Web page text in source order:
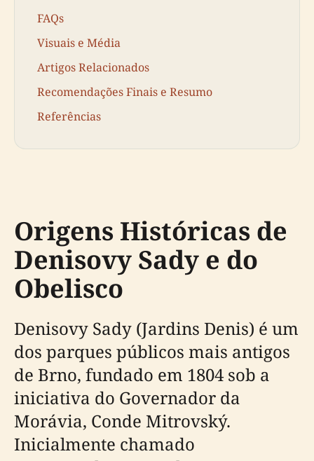
FAQs
Visuais e Média
Artigos Relacionados
Recomendações Finais e Resumo
Referências
Origens Históricas de
Denisovy Sady e do
Obelisco
Denisovy Sady (Jardins Denis) é um
dos parques públicos mais antigos
de Brno, fundado em 1804 sob a
iniciativa do Governador da
Morávia, Conde Mitrovský.
Inicialmente chamado